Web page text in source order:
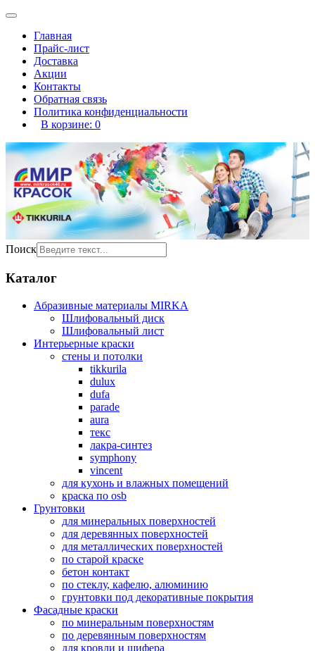
Главная
Прайс-лист
Доставка
Акции
Контакты
Обратная связь
Политика конфиденциальности
В корзине: 0
Поиск
Каталог
Абразивные материалы MIRKA
Шлифовальный диск
Шлифовальный лист
Интерьерные краски
стены и потолки
tikkurila
dulux
dufa
parade
aura
текс
лакра-синтез
symphony
vincent
для кухонь и влажных помещений
краска по osb
Грунтовки
для минеральных поверхностей
для деревянных поверхностей
для металлических поверхностей
по старой краске
бетон контакт
по стеклу, кафелю, алюминию
грунтовки под декоративные покрытия
Фасадные краски
по минеральным поверхностям
по деревянным поверхностям
для кровли и шифера